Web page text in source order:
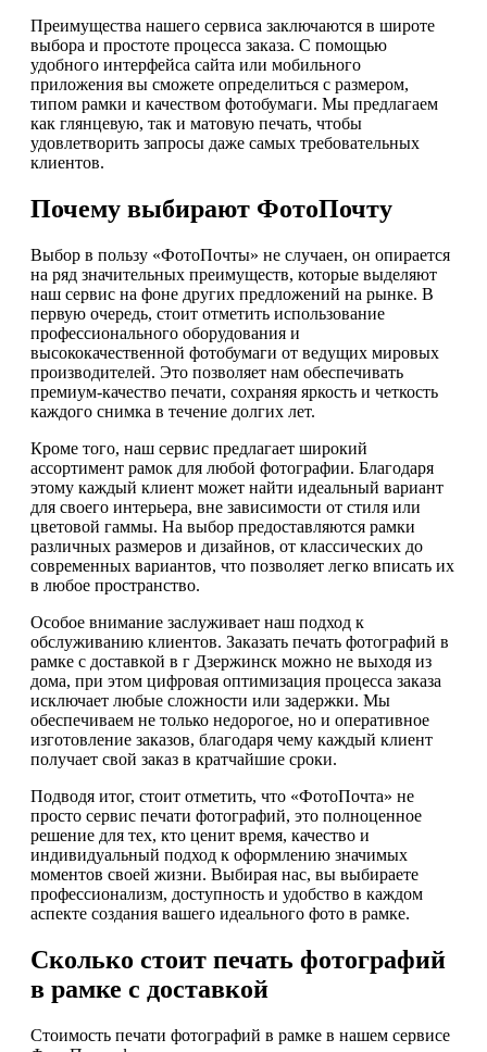
Преимущества нашего сервиса заключаются в широте
выбора и простоте процесса заказа. С помощью
удобного интерфейса сайта или мобильного
приложения вы сможете определиться с размером,
типом рамки и качеством фотобумаги. Мы предлагаем
как глянцевую, так и матовую печать, чтобы
удовлетворить запросы даже самых требовательных
клиентов.
Почему выбирают ФотоПочту
Выбор в пользу «ФотоПочты» не случаен, он опирается
на ряд значительных преимуществ, которые выделяют
наш сервис на фоне других предложений на рынке. В
первую очередь, стоит отметить использование
профессионального оборудования и
высококачественной фотобумаги от ведущих мировых
производителей. Это позволяет нам обеспечивать
премиум-качество печати, сохраняя яркость и четкость
каждого снимка в течение долгих лет.
Кроме того, наш сервис предлагает широкий
ассортимент рамок для любой фотографии. Благодаря
этому каждый клиент может найти идеальный вариант
для своего интерьера, вне зависимости от стиля или
цветовой гаммы. На выбор предоставляются рамки
различных размеров и дизайнов, от классических до
современных вариантов, что позволяет легко вписать их
в любое пространство.
Особое внимание заслуживает наш подход к
обслуживанию клиентов. Заказать печать фотографий в
рамке с доставкой в г Дзержинск можно не выходя из
дома, при этом цифровая оптимизация процесса заказа
исключает любые сложности или задержки. Мы
обеспечиваем не только недорогое, но и оперативное
изготовление заказов, благодаря чему каждый клиент
получает свой заказ в кратчайшие сроки.
Подводя итог, стоит отметить, что «ФотоПочта» не
просто сервис печати фотографий, это полноценное
решение для тех, кто ценит время, качество и
индивидуальный подход к оформлению значимых
моментов своей жизни. Выбирая нас, вы выбираете
профессионализм, доступность и удобство в каждом
аспекте создания вашего идеального фото в рамке.
Сколько стоит печать фотографий
в рамке с доставкой
Стоимость печати фотографий в рамке в нашем сервисе